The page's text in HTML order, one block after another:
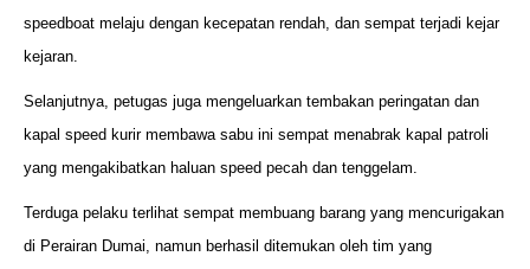
speedboat melaju dengan kecepatan rendah, dan sempat terjadi kejar
kejaran.
Selanjutnya, petugas juga mengeluarkan tembakan peringatan dan
kapal speed kurir membawa sabu ini sempat menabrak kapal patroli
yang mengakibatkan haluan speed pecah dan tenggelam.
Terduga pelaku terlihat sempat membuang barang yang mencurigakan
di Perairan Dumai, namun berhasil ditemukan oleh tim yang